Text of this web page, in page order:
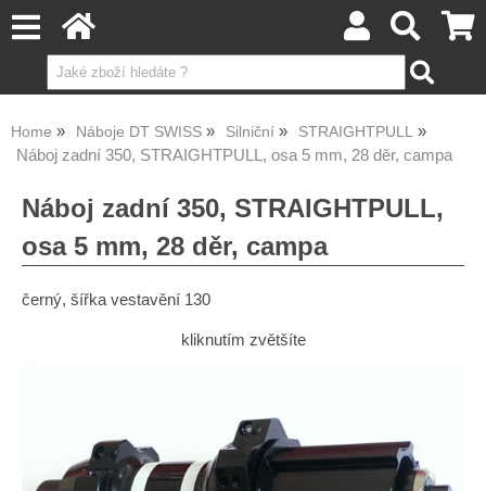
Home Náboje DT SWISS Silniční STRAIGHTPULL
Náboj zadní 350, STRAIGHTPULL, osa 5 mm, 28 děr, campa
Náboj zadní 350, STRAIGHTPULL,
osa 5 mm, 28 děr, campa
černý, šířka vestavění 130
kliknutím zvětšíte